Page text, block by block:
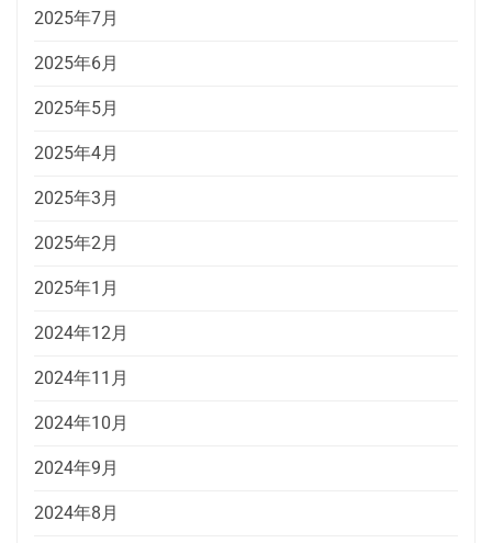
2025年7月
2025年6月
2025年5月
2025年4月
2025年3月
2025年2月
2025年1月
2024年12月
2024年11月
2024年10月
2024年9月
2024年8月